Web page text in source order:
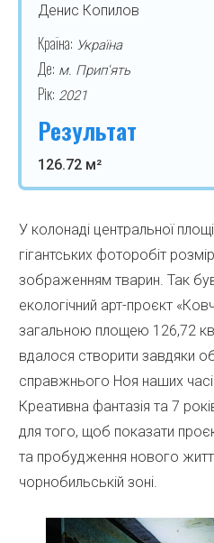
Денис Копилов
Країна: Україна
Де: м. Прип'ять
Рік: 2021
Результат
126.72 м²
У колонаді центральної площі
гігантських фоторобіт
зображенням тварин. Так
екологічний арт-проєкт
загальною площею 126,72
вдалося створити завдяки
справжнього Ноя наших
Креативна фантазія та 7
для того, щоб показати
та пробудження нового
чорнобильській зоні.